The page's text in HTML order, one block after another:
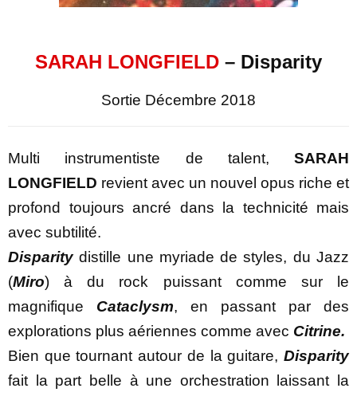
SARAH LONGFIELD – Disparity
Sortie Décembre 2018
Multi instrumentiste de talent, SARAH
LONGFIELD revient avec un nouvel opus riche et
profond toujours ancré dans la technicité mais
avec subtilité.
Disparity distille une myriade de styles, du Jazz
(Miro) à du rock puissant comme sur le
magnifique Cataclysm, en passant par des
explorations plus aériennes comme avec Citrine.
Bien que tournant autour de la guitare, Disparity
fait la part belle à une orchestration laissant la